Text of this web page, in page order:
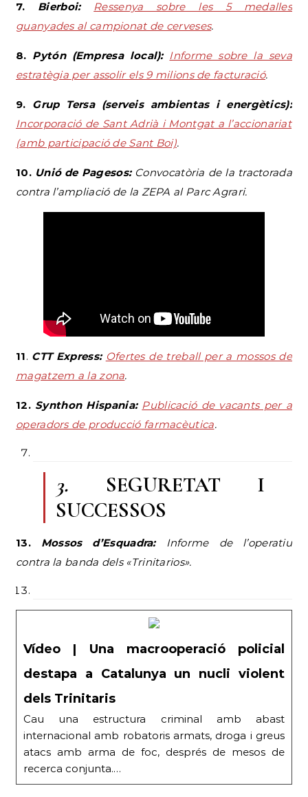
7. Bierboi:
Ressenya sobre les 5 medalles
guanyades al campionat de cerveses.
8. Pytón (Empresa local): Informe sobre la seva
estratègia per assolir els 9 milions de facturació.
9. Grup Tersa (serveis ambientas i energètics):
Incorporació de Sant Adrià i Montgat a l’accionariat
(amb participació de Sant Boi).
10. Unió de Pagesos:Convocatòria de la tractorada
contra l’ampliació de la ZEPA al Parc Agrari.
11. CTT Express: Ofertes de treball per a mossos de
magatzem a la zona.
12. Synthon Hispania: Publicació de vacants per a
operadors de producció farmacèutica.
3. SEGURETAT I
SUCCESSOS
13. Mossos d’Esquadra:Informe de l’operatiu
contra la banda dels «Trinitarios».
Vídeo | Una macrooperació policial
destapa a Catalunya un nucli violent
dels Trinitaris
Cau una estructura criminal amb abast
internacional amb robatoris armats, droga i greus
atacs amb arma de foc, després de mesos de
recerca conjunta.…